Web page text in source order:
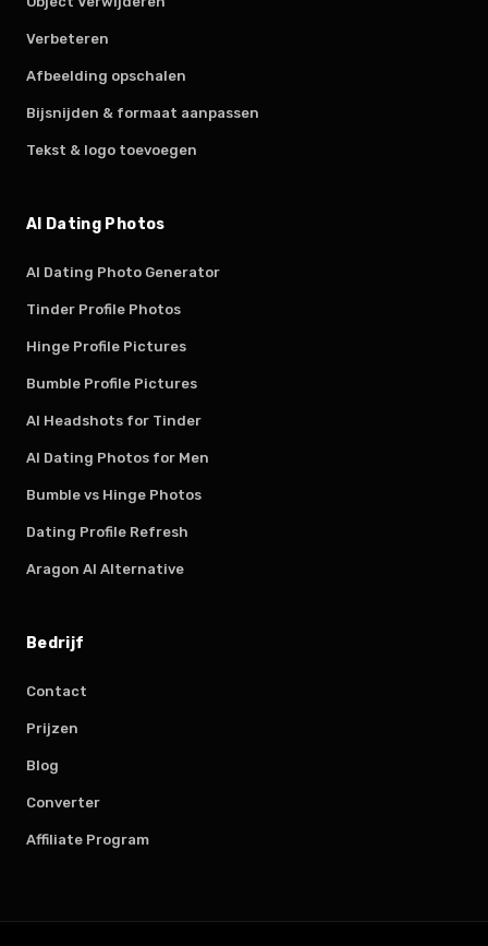
Verbeteren
Afbeelding opschalen
Bijsnijden & formaat aanpassen
Tekst & logo toevoegen
AI Dating Photos
AI Dating Photo Generator
Tinder Profile Photos
Hinge Profile Pictures
Bumble Profile Pictures
AI Headshots for Tinder
AI Dating Photos for Men
Bumble vs Hinge Photos
Dating Profile Refresh
Aragon AI Alternative
Bedrijf
Contact
Prijzen
Blog
Converter
Affiliate Program